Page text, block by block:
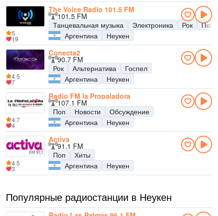
The Voice Radio 101.5 FM
101.5 FM
Танцевальная музыка
Электроника Рок
Поп
Аргентина
Неукен
5
19
Conecta2
90.7 FM
Рок
Альтернатива
Госпел
Аргентина
Неукен
4.5
7
Radio FM la Propaladora
107.1 FM
Поп
Новости
Обсуждение
Аргентина
Неукен
4.7
4
Activa
91.1 FM
Поп
Хиты
Аргентина
Неукен
4.5
3
Популярные радиостанции в Неукен